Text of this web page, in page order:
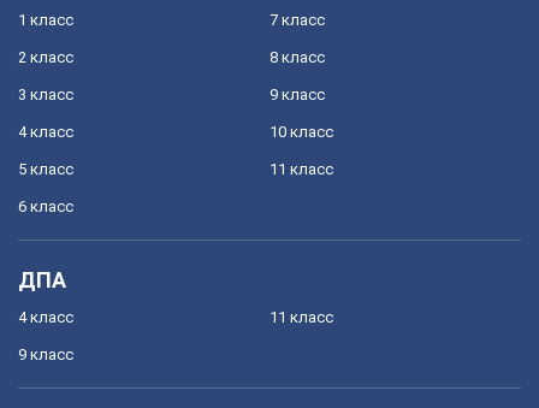
1 класс
2 класс
3 класс
4 класс
5 класс
6 класс
7 класс
8 класс
9 класс
10 класс
11 класс
ДПА
4 класс
9 класс
11 класс